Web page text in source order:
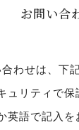
お問い合
わせは、下
ュリティで
英語で記入を